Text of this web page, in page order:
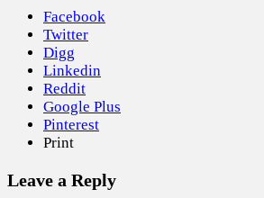
Facebook
Twitter
Digg
Linkedin
Reddit
Google Plus
Pinterest
Print
Leave a Reply